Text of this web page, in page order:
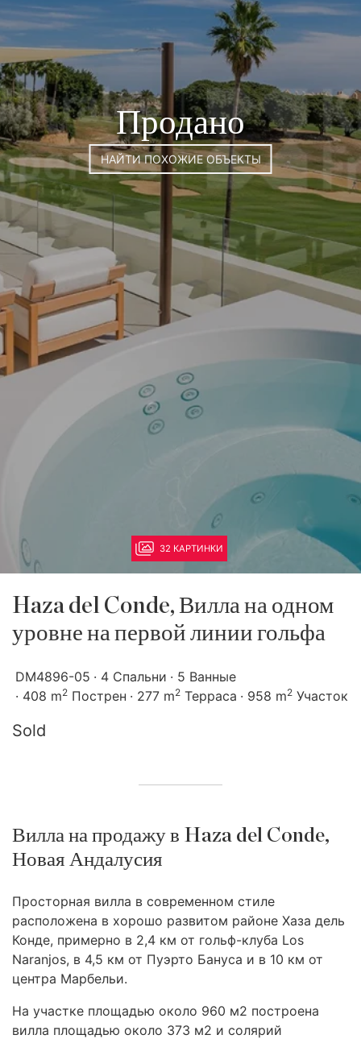
Продано
НАЙТИ ПОХОЖИЕ ОБЪЕКТЫ
32 КАРТИНКИ
Haza del Conde, Вилла на одном
уровне на первой линии гольфа
DM4896-05 4 Спальни
5 Ванные
408 m2 Пострен 277 m2 Терраса 958 m2 Участок
Sold
Вилла на продажу в Haza del Conde,
Новая Андалусия
Просторная вилла в современном стиле
расположена в хорошо развитом районе Хаза дель
Конде, примерно в 2,4 км от гольф-клуба Los
Naranjos, в 4,5 км от Пуэрто Бануса и в 10 км от
центра Марбельи.
На участке площадью около 960 м2 построена
вилла площадью около 373 м2 и солярий